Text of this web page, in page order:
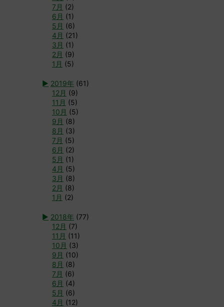
7月 (2)
6月 (1)
5月 (6)
4月 (21)
3月 (1)
2月 (9)
1月 (5)
► 2019年 (61)
12月 (9)
11月 (5)
10月 (5)
9月 (8)
8月 (3)
7月 (5)
6月 (2)
5月 (1)
4月 (5)
3月 (8)
2月 (8)
1月 (2)
► 2018年 (77)
12月 (7)
11月 (11)
10月 (3)
9月 (10)
8月 (8)
7月 (6)
6月 (4)
5月 (6)
4月 (12)